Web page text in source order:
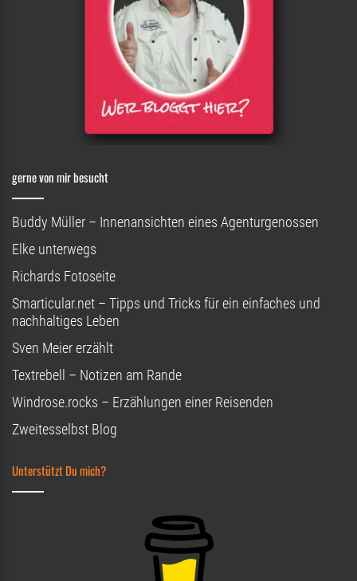
gerne von mir besucht
Buddy Müller – Innenansichten eines Agenturgenossen
Elke unterwegs
Richards Fotoseite
Smarticular.net – Tipps und Tricks für ein einfaches und
nachhaltiges Leben
Sven Meier erzählt
Textrebell – Notizen am Rande
Windrose.rocks – Erzählungen einer Reisenden
Zweitesselbst Blog
Unterstützt Du mich?